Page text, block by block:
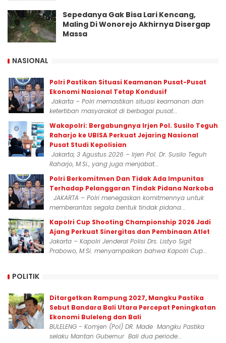
Sepedanya Gak Bisa Lari Kencang,
Maling Di Wonorejo Akhirnya Disergap
Massa
NASIONAL
Polri Pastikan Situasi Keamanan Pusat-Pusat
Ekonomi Nasional Tetap Kondusif
Jakarta – Polri memastikan situasi keamanan dan
ketertiban masyarakat di berbagai pusat...
Wakapolri: Bergabungnya Irjen Pol. Susilo Teguh
Raharjo ke UBISA Perkuat Jejaring Nasional
Pusat Studi Kepolisian
Jakarta, 3 Agustus 2026 – Irjen Pol. Dr. Susilo Teguh
Raharjo, M.Si., yang juga menjabat...
Polri Berkomitmen Dan Tidak Ada Impunitas
Terhadap Pelanggaran Tindak Pidana Narkoba
JAKARTA – Polri menegaskan komitmennya untuk
memberantas segala bentuk tindak pidana...
Kapolri Cup Shooting Championship 2026 Jadi
Ajang Perkuat Sinergitas dan Pembinaan Atlet
Jakarta – Kapolri Jenderal Polisi Drs. Listyo Sigit
Prabowo, M.Si. menyampaikan bahwa Kapolri Cup...
POLITIK
Ditargetkan Rampung 2027, Mangku Pastika
Sebut Bandara Bali Utara Percepat Peningkatan
Ekonomi Buleleng dan Bali
BULELENG - Komjen (Pol) DR. Made Mangku Pastika
selaku Mantan Gubernur Bali dua periode...